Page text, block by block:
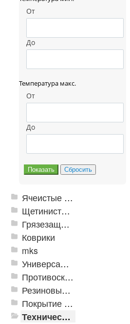
От
До
Температура макс.
От
До
Ячеистые грязезащитные покрытия
Щетинистые покрытия
Грязезащитные, влаговпитывающие покрытия
Коврики
mks
Универсальные модульные покрытия
Противоскользящая защита для лестниц, профили, ленты
Резиновые и ПВХ дорожки
Покрытие из резиновой крошки
Техническая резина